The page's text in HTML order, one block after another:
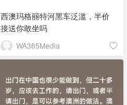
西澳玛格丽特河黑车泛滥，半价
接送你敢坐吗
WA365Media